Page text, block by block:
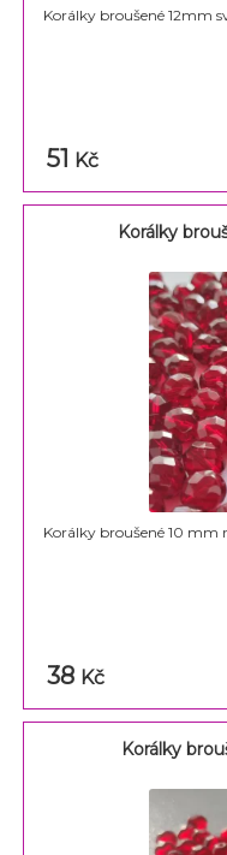
Korálky broušené 12mm
51 Kč
Korálky
Korálky broušené 10 mm
38 Kč
Korálky